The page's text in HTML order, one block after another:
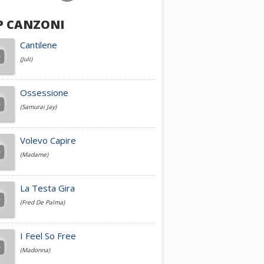
Achille Lauro
Cesare Cremonini
Jovanotti
Fedez
Simone Cristicchi
CANZONI
Cantilene
(Juli)
Ossessione
(Samurai Jay)
Volevo Capire
(Madame)
La Testa Gira
(Fred De Palma)
I Feel So Free
(Madonna)